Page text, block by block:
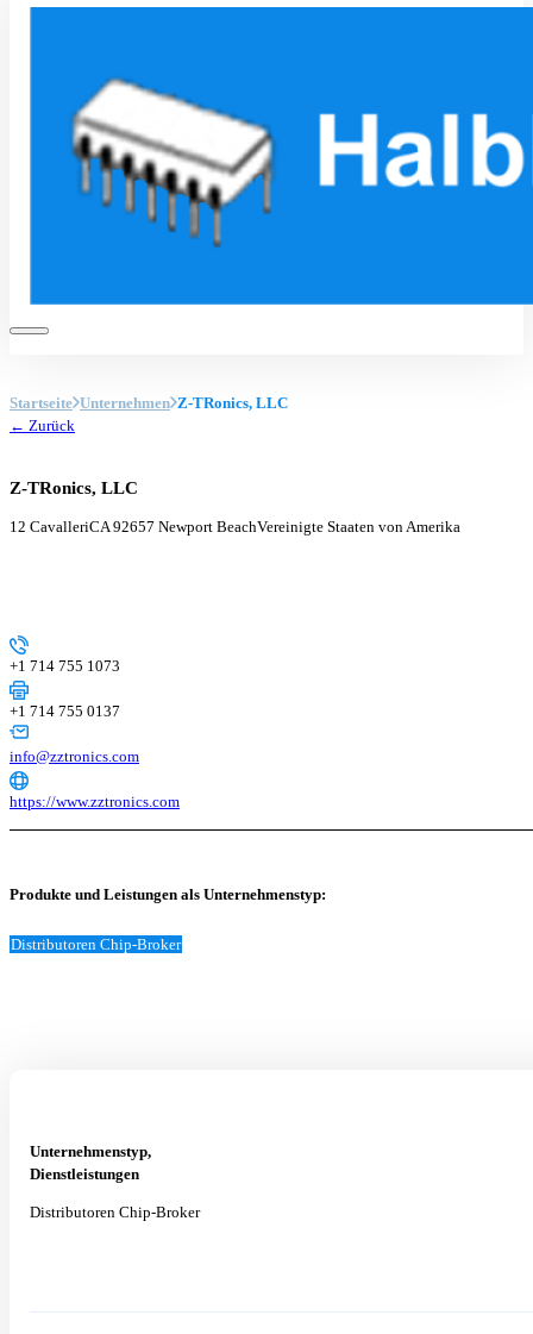
Startseite Unternehmen Z-TRonics, LLC
← Zurück
Z-TRonics, LLC
12 CavalleriCA 92657 Newport BeachVereinigte Staaten von Amerika
+1 714 755 1073
+1 714 755 0137
info@zztronics.com
https://www.zztronics.com
Produkte und Leistungen als Unternehmenstyp:
Distributoren Chip-Broker
Unternehmenstyp,
Dienstleistungen
Distributoren Chip-Broker